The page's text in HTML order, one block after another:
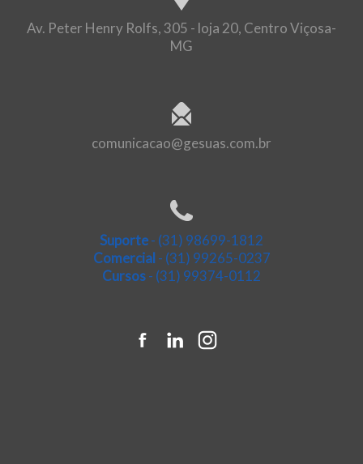
Av. Peter Henry Rolfs, 305 - loja 20, Centro Viçosa-
MG
comunicacao@gesuas.com.br
Suporte- (31) 98699-1812
Comercial- (31) 99265-0237
Cursos- (31) 99374-0112